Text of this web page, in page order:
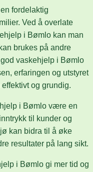
fordelaktig
Ved å overlate
i Bømlo kan man
brukes på andre
vaskehjelp i Bømlo
erfaringen og utstyret
og grundig.
i Bømlo være en
til kunder og
kan bidra til å øke
resultater på lang sikt.
i Bømlo gi mer tid og